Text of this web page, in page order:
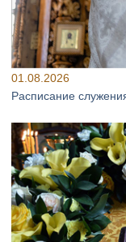
01.08.2026
Расписание